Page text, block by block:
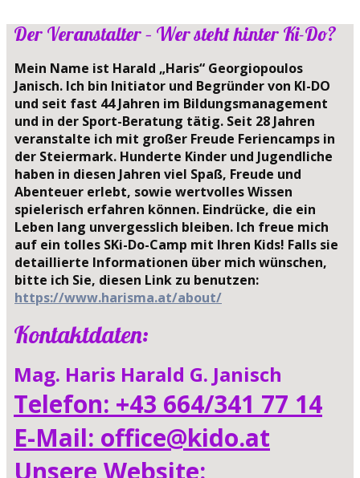
Der Veranstalter – Wer steht hinter Ki-Do?
Mein Name ist Harald „Haris“ Georgiopoulos
Janisch. Ich bin Initiator und Begründer von KI-DO
und seit fast 44 Jahren im Bildungsmanagement
und in der Sport-Beratung tätig. Seit 28 Jahren
veranstalte ich mit großer Freude Feriencamps in
der Steiermark. Hunderte Kinder und Jugendliche
haben in diesen Jahren viel Spaß, Freude und
Abenteuer erlebt, sowie wertvolles Wissen
spielerisch erfahren können. Eindrücke, die ein
Leben lang unvergesslich bleiben. Ich freue mich
auf ein tolles SKi-Do-Camp mit Ihren Kids! Falls sie
detaillierte Informationen über mich wünschen,
bitte ich Sie, diesen Link zu benutzen:
https://www.harisma.at/about/
Kontaktdaten:
Mag. Haris Harald G. Janisch
Telefon: +43 664/341 77 14
E-Mail: office@kido.at
Unsere Website: